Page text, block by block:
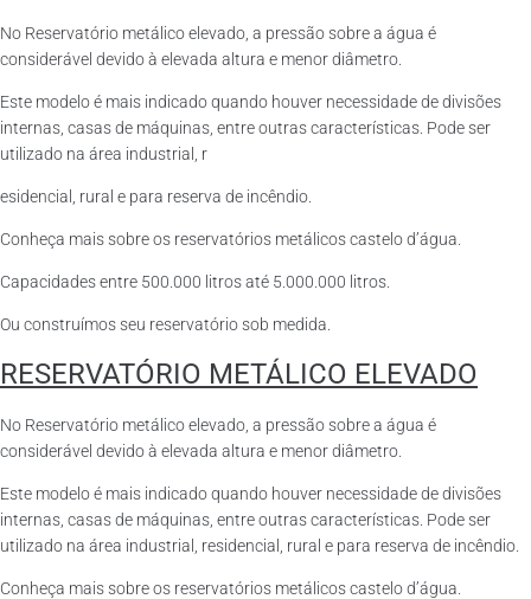
No Reservatório metálico elevado, a pressão sobre a água é
considerável devido à elevada altura e menor diâmetro.
Este modelo é mais indicado quando houver necessidade de divisões
internas, casas de máquinas, entre outras características. Pode ser
utilizado na área industrial, r
esidencial, rural e para reserva de incêndio.
Conheça mais sobre os reservatórios metálicos castelo d’água.
Capacidades entre 500.000 litros até 5.000.000 litros.
Ou construímos seu reservatório sob medida.
RESERVATÓRIO METÁLICO ELEVADO
No Reservatório metálico elevado, a pressão sobre a água é
considerável devido à elevada altura e menor diâmetro.
Este modelo é mais indicado quando houver necessidade de divisões
internas, casas de máquinas, entre outras características. Pode ser
utilizado na área industrial, residencial, rural e para reserva de incêndio.
Conheça mais sobre os reservatórios metálicos castelo d’água.